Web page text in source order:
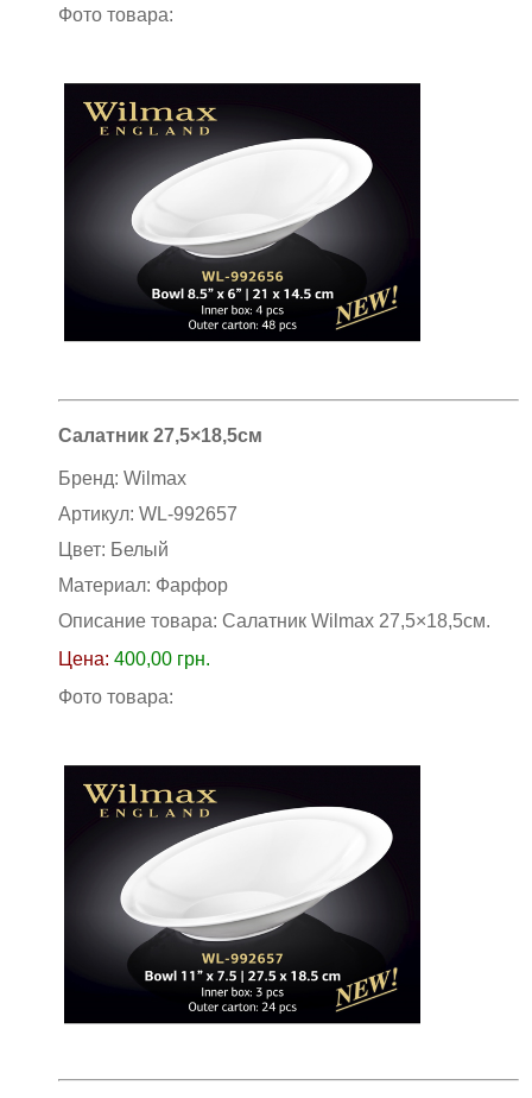
Фото товара:
Салатник 27,5×18,5см
Бренд: Wilmax
Артикул: WL-992657
Цвет: Белый
Материал: Фарфор
Описание товара: Салатник Wilmax 27,5×18,5см.
Цена: 400,00 грн.
Фото товара: